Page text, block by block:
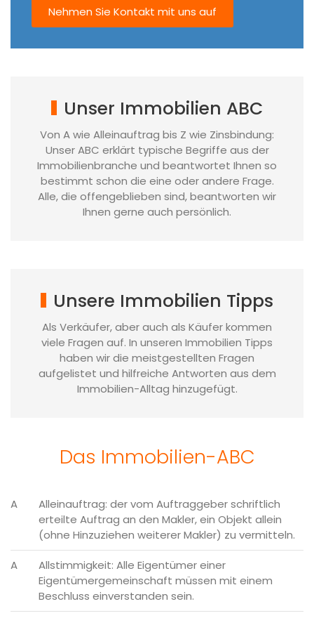
Nehmen Sie Kontakt mit uns auf
Unser Immobilien ABC
Von A wie Alleinauftrag bis Z wie Zinsbindung:
Unser ABC erklärt typische Begriffe aus der
Immobilienbranche und beantwortet Ihnen so
bestimmt schon die eine oder andere Frage.
Alle, die offengeblieben sind, beantworten wir
Ihnen gerne auch persönlich.
Unsere Immobilien Tipps
Als Verkäufer, aber auch als Käufer kommen
viele Fragen auf. In unseren Immobilien Tipps
haben wir die meistgestellten Fragen
aufgelistet und hilfreiche Antworten aus dem
Immobilien-Alltag hinzugefügt.
Das Immobilien-ABC
A
Alleinauftrag: der vom Auftraggeber schriftlich
erteilte Auftrag an den Makler, ein Objekt allein
(ohne Hinzuziehen weiterer Makler) zu vermitteln.
A
Allstimmigkeit: Alle Eigentümer einer
Eigentümergemeinschaft müssen mit einem
Beschluss einverstanden sein.